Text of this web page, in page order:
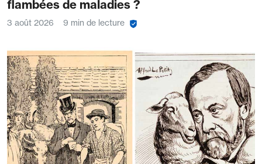
flambées de maladies ?
3 août 2026 9 min de lecture